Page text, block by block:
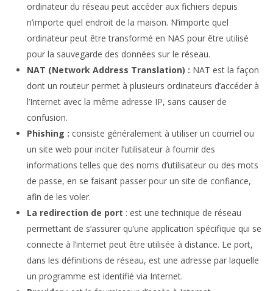
ordinateur du réseau peut accéder aux fichiers depuis
n’importe quel endroit de la maison. N’importe quel
ordinateur peut être transformé en NAS pour être utilisé
pour la sauvegarde des données sur le réseau.
NAT (Network Address Translation) : NAT est la façon
dont un routeur permet à plusieurs ordinateurs d’accéder à
l’Internet avec la même adresse IP, sans causer de
confusion.
Phishing : consiste généralement à utiliser un courriel ou
un site web pour inciter l’utilisateur à fournir des
informations telles que des noms d’utilisateur ou des mots
de passe, en se faisant passer pour un site de confiance,
afin de les voler.
La redirection de port : est une technique de réseau
permettant de s’assurer qu’une application spécifique qui se
connecte à l’internet peut être utilisée à distance. Le port,
dans les définitions de réseau, est une adresse par laquelle
un programme est identifié via Internet.